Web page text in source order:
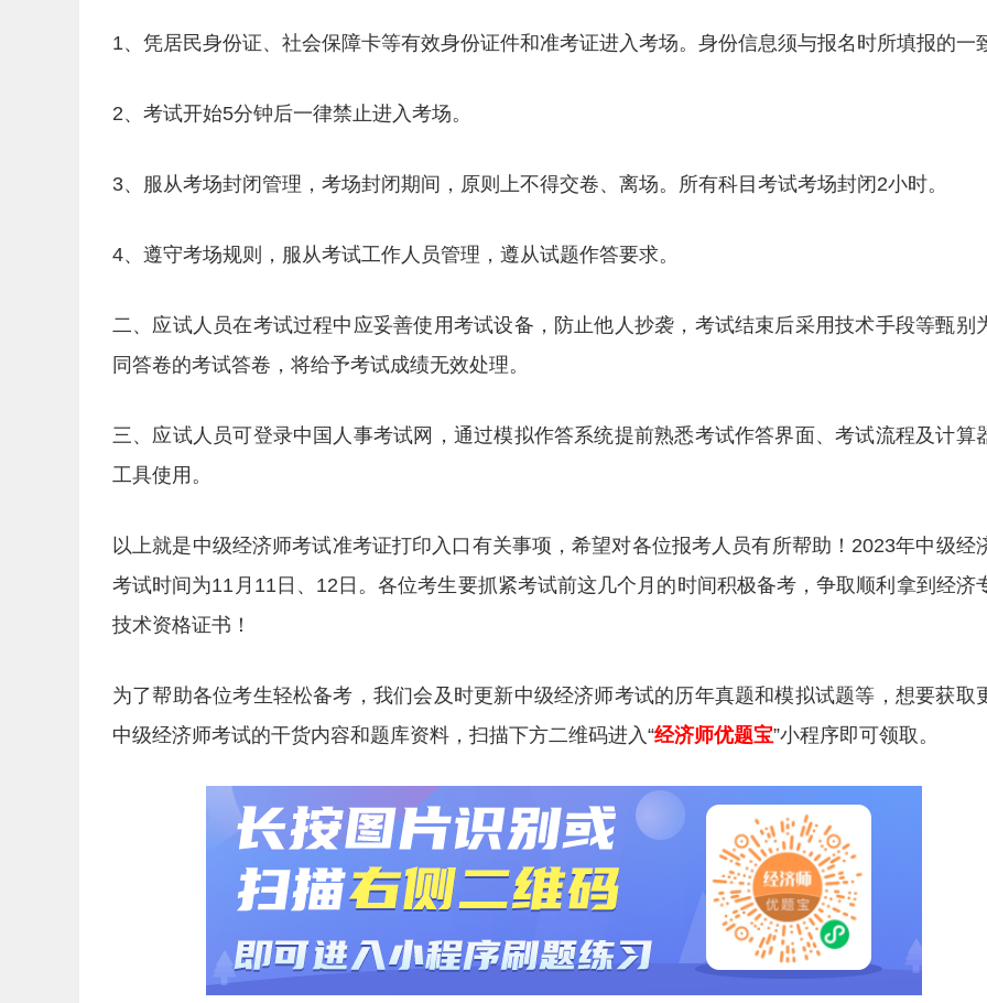
1、凭居民身份证、社会保障卡等有效身份证件和准考证进入考场。身份信息须与报名时所填报的一
2、考试开始5分钟后一律禁止进入考场。
3、服从考场封闭管理，考场封闭期间，原则上不得交卷、离场。所有科目考试考场封闭2小时。
4、遵守考场规则，服从考试工作人员管理，遵从试题作答要求。
二、应试人员在考试过程中应妥善使用考试设备，防止他人抄袭，考试结束后采用技术手段等甄别
同答卷的考试答卷，将给予考试成绩无效处理。
三、应试人员可登录中国人事考试网，通过模拟作答系统提前熟悉考试作答界面、考试流程及计算
工具使用。
以上就是中级经济师考试准考证打印入口有关事项，希望对各位报考人员有所帮助！2023年中级经
考试时间为11月11日、12日。各位考生要抓紧考试前这几个月的时间积极备考，争取顺利拿到经济
技术资格证书！
为了帮助各位考生轻松备考，我们会及时更新中级经济师考试的历年真题和模拟试题等，想要获取
中级经济师考试的干货内容和题库资料，扫描下方二维码进入“经济师优题宝”小程序即可领取。